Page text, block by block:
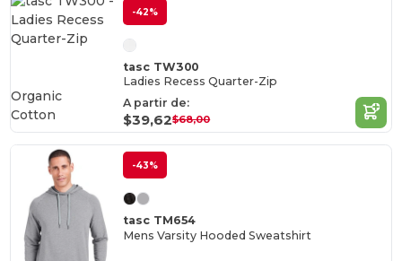
-42%
tasc TW300
Ladies Recess Quarter-Zip
A partir de:
$39,62$68,00
Organic
Cotton
-43%
tasc TM654
Mens Varsity Hooded Sweatshirt